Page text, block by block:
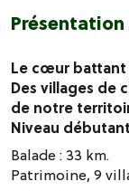
Présentation
Le cœur battant
Des villages de
de notre
Niveau
Balade : 33 km.
Patrimoine, 9